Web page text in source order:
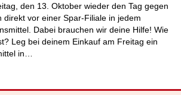
den 13. Oktober wieder den Tag gegen
direkt vor einer Spar-Filiale in jedem
Dabei brauchen wir deine Hilfe! Wie
Leg bei deinem Einkauf am Freitag ein
in…